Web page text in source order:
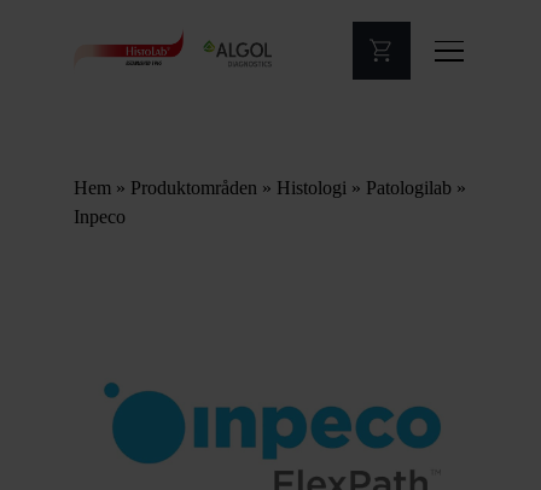
Hem » Produktområden » Histologi » Patologilab »
Inpeco